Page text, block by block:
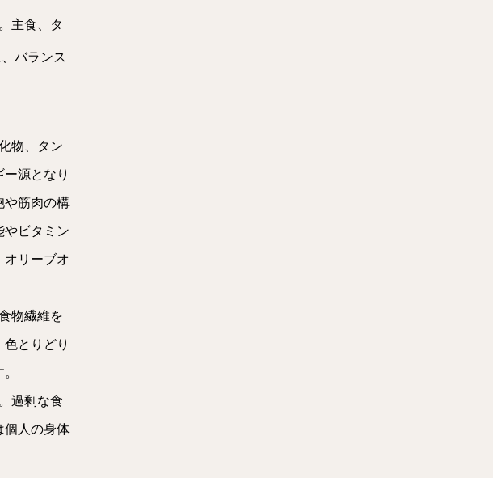
主食、タ
バランス
物、タン
源となり
や筋肉の構
やビタミン
オリーブオ
物繊維を
とりどり
過剰な食
個人の身体